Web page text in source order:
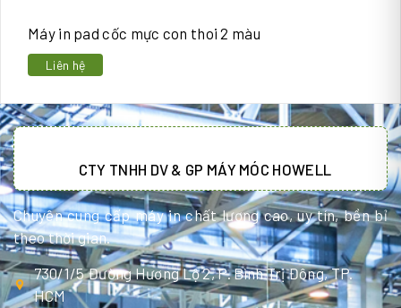
Máy in pad cốc mực con thoi 2 màu
Liên hệ
CTY TNHH DV & GP MÁY MÓC HOWELL
Chuyên cung cấp máy in chất lượng cao, uy tín, bền bỉ
theo thời gian.
730/1/5 Đường Hương Lộ 2, P. Bình Trị Đông, TP.
HCM